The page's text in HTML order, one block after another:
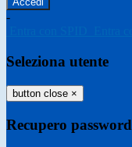
-
Seleziona utente
button close ×
Recupero password